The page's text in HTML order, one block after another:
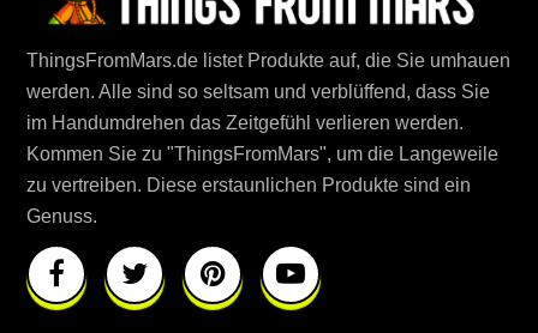
ThingsFromMars.de listet Produkte auf, die Sie umhauen
werden. Alle sind so seltsam und verblüffend, dass Sie
im Handumdrehen das Zeitgefühl verlieren werden.
Kommen Sie zu "ThingsFromMars", um die Langeweile
zu vertreiben. Diese erstaunlichen Produkte sind ein
Genuss.